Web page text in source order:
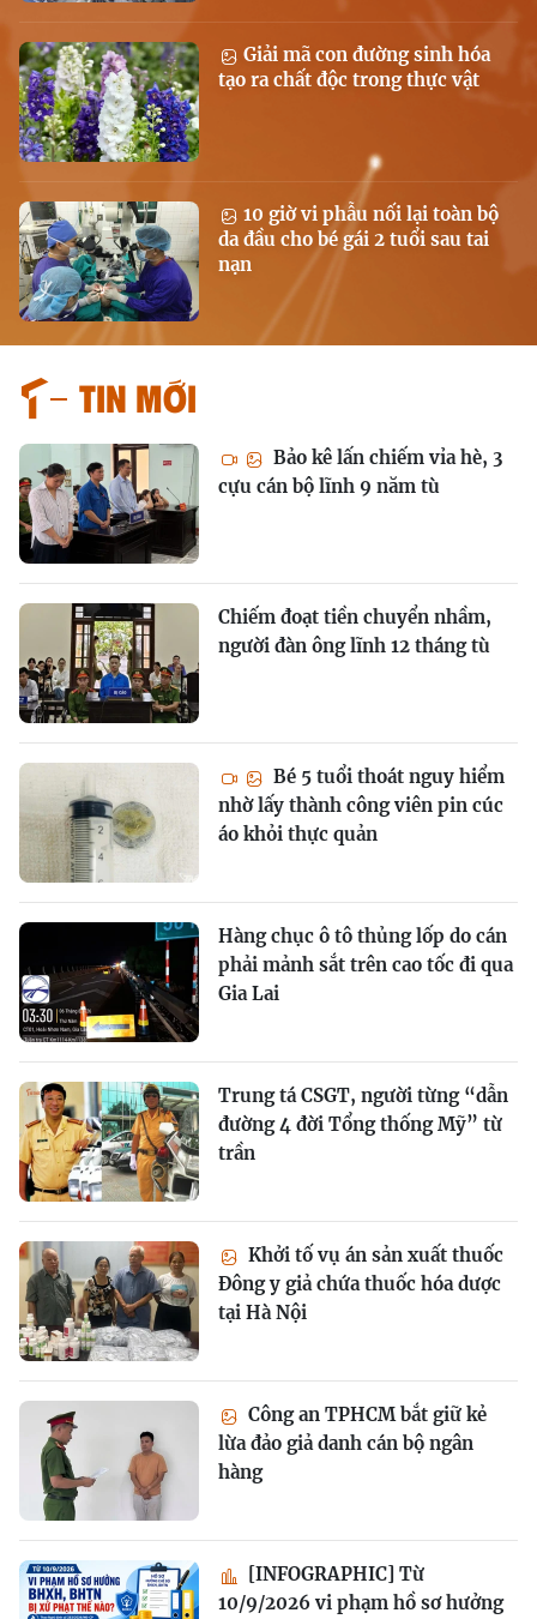
Giải mã con đường sinh hóa
tạo ra chất độc trong thực vật
10 giờ vi phẫu nối lại toàn bộ
da đầu cho bé gái 2 tuổi sau tai
nạn
Tin mới
Bảo kê lấn chiếm vỉa hè, 3
cựu cán bộ lĩnh 9 năm tù
Chiếm đoạt tiền chuyển nhầm,
người đàn ông lĩnh 12 tháng tù
Bé 5 tuổi thoát nguy hiểm
nhờ lấy thành công viên pin cúc
áo khỏi thực quản
Hàng chục ô tô thủng lốp do cán
phải mảnh sắt trên cao tốc đi qua
Gia Lai
Trung tá CSGT, người từng “dẫn
đường 4 đời Tổng thống Mỹ” từ
trần
Khởi tố vụ án sản xuất thuốc
Đông y giả chứa thuốc hóa dược
tại Hà Nội
Công an TPHCM bắt giữ kẻ
lừa đảo giả danh cán bộ ngân
hàng
[INFOGRAPHIC] Từ
10/9/2026 vi phạm hồ sơ hưởng